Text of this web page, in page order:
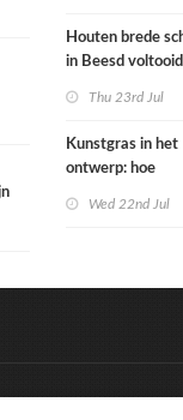
Houten brede
in Beesd voltooid
Thu 23rd Jul
Kunstgras in het
ontwerp: hoe
Wed 22nd Jul